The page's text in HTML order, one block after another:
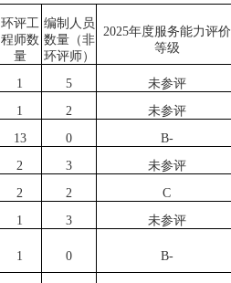
环评工
程师数
量
编制人员
数量（非
环评师）
2025年度服务能力评价
等级
1 5 未参评
1 2 未参评
13 0 B-
2 3 未参评
2 2 C
1 3 未参评
1 0 B-